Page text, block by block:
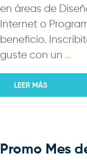
en áreas de
Internet o
beneficio.
guste con un …
LEER MÁS
Promo Mes